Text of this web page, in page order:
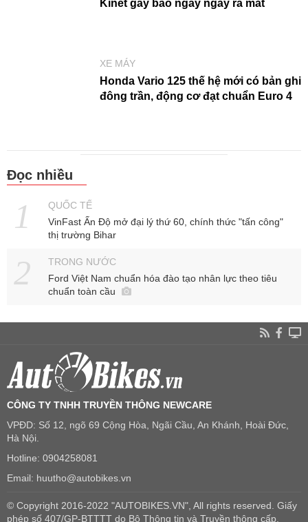
Kinet gây bão ngay ngày ra mắt
XE MÁY
Honda Vario 125 thế hệ mới có bản ghi
đông trần, động cơ đạt chuẩn Euro 4
Đọc nhiều
QUỐC TẾ
VinFast Ấn Độ mở đại lý thứ 60, chính thức "tấn công"
thị trường Bihar
TRONG NƯỚC
Ford Việt Nam chuẩn hóa đào tạo nhân lực theo tiêu
chuẩn toàn cầu
CÔNG TY TNHH TRUYỀN THÔNG NEWCARE
VPĐD: Số 12, ngõ 69 Cộng Hòa, Ngãi Cầu, An Khánh, Hoài Đức,
Hà Nội.
Hotline: 0904258081
Email: huutho@autobikes.vn
© Copyright 2016-2022 "AUTOBIKES.VN", All rights reserved. Giấy
phép số 407/GP-BTTTT do Bộ Thông tin và Truyền thông cấp.